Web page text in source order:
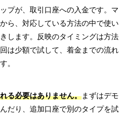
プが、取引口座への入金です。マ
ら、対応している方法の中で使い
します。反映のタイミングは方法
は少額で試して、着金までの流れ
。
る必要はありません。まずはデモ
だり、追加口座で別のタイプを試